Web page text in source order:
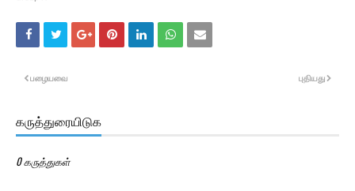
புதியது
பழையவை
கருத்துரையிடுக
0 கருத்துகள்